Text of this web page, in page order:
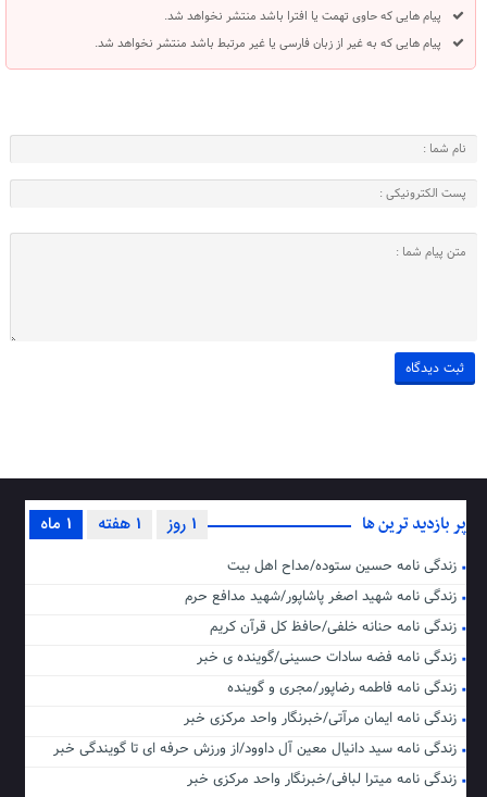
پیام هایی که حاوی تهمت یا افترا باشد منتشر نخواهد شد.
پیام هایی که به غیر از زبان فارسی یا غیر مرتبط باشد منتشر نخواهد شد.
پر بازدید ترین ها 1 ماه 1 هفته 1 روز
زندگی نامه حسین ستوده/مداح اهل بیت
زندگی نامه شهید اصغر پاشاپور/شهید مدافع حرم
زندگی نامه حنانه خلفی/حافظ کل قرآن کریم
زندگی نامه فضه سادات حسینی/گوینده ی خبر
زندگی نامه فاطمه رضاپور/مجری و گوینده
زندگی نامه ایمان مرآتی/خبرنگار واحد مرکزی خبر
زندگی نامه سید دانیال معین آل داوود/از ورزش حرفه ای تا گویندگی خبر
زندگی نامه میترا لبافی/خبرنگار واحد مرکزی خبر